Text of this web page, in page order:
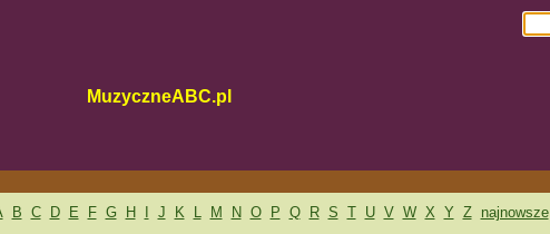
MuzyczneABC.pl
B C D E F G H J K L M N O P Q R S T U V W X Y Z najnowsze